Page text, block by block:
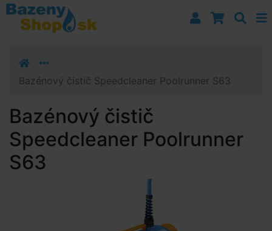
Prejsť k navigácii
Prejsť na obsah
Prejsť k bočnému stĺpci
Bazénový čistič Speedcleaner Poolrunner S63
Bazénový čistič
Speedcleaner Poolrunner
S63